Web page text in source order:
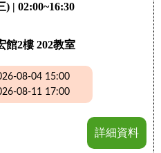
) | 02:00~16:30
館2樓 202教室
08-04 15:00
08-11 17:00
詳細資料